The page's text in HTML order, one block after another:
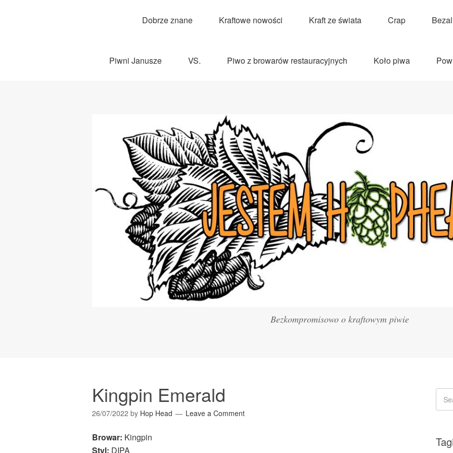
Dobrze znane Kraftowe nowości Kraft ze świata Crap
Piwni Janusze VS. Piwo z browarów restauracyjnych Koło piwa
Bezkompromisowo o kraftowym piwie
Kingpin Emerald
26/07/2022 by Hop Head Leave a Comment
Browar: Kingpin
Styl: DIPA